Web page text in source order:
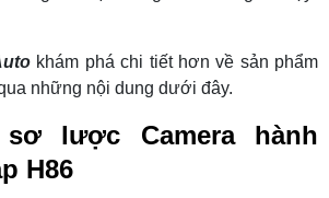
khám phá chi tiết hơn về sản phẩm
những nội dung dưới đây.
lược Camera hành
H86